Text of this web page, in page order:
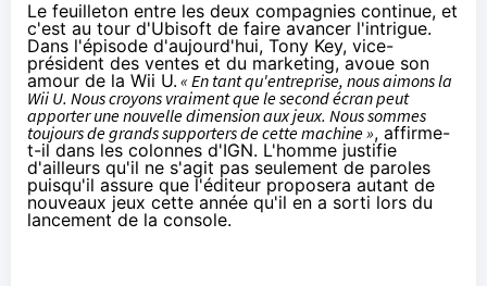
Le feuilleton entre les deux compagnies continue, et
c'est au tour d'Ubisoft de faire avancer l'intrigue.
Dans l'épisode d'aujourd'hui, Tony Key, vice-
président des ventes et du marketing, avoue son
amour de la Wii U. « En tant qu'entreprise, nous aimons la
Wii U. Nous croyons vraiment que le second écran peut
apporter une nouvelle dimension aux jeux. Nous sommes
toujours de grands supporters de cette machine », affirme-
t-il dans les colonnes d'IGN. L'homme justifie
d'ailleurs qu'il ne s'agit pas seulement de paroles
puisqu'il assure que l'éditeur proposera autant de
nouveaux jeux cette année qu'il en a sorti lors du
lancement de la console.